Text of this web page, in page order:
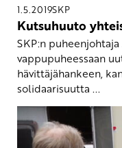
1.5.2019SKP
Kutsuhuuto
SKP:n puheenjohtaja
vappupuheessaan
hävittäjähankeen,
solidaarisuutta ...